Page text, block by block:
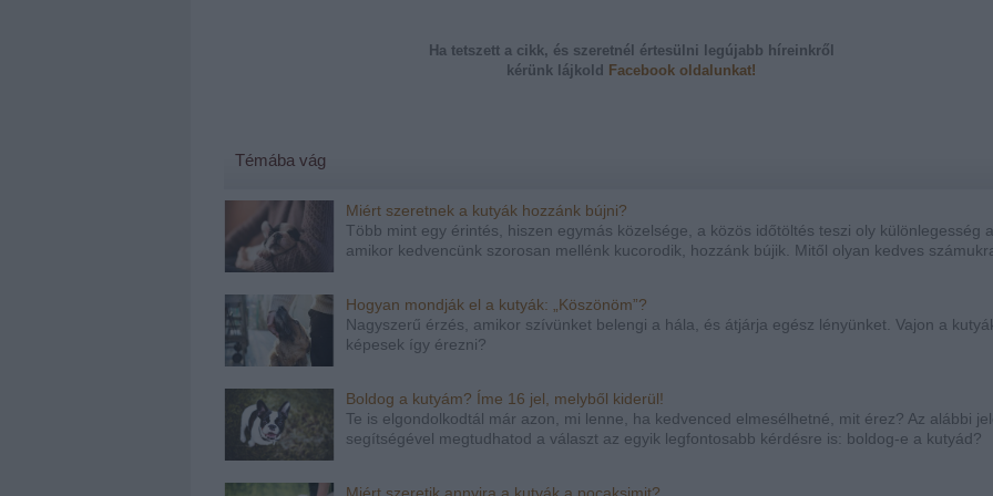
Ha tetszett a cikk, és szeretnél értesülni legújabb híreinkről
kérünk lájkold Facebook oldalunkat!
Témába vág
Miért szeretnek a kutyák hozzánk bújni?
Több mint egy érintés, hiszen egymás közelsége, a közös időtöltés teszi oly különlegesség
amikor kedvencünk szorosan mellénk kucorodik, hozzánk bújik. Mitől olyan kedves
Hogyan mondják el a kutyák: „Köszönöm”?
Nagyszerű érzés, amikor szívünket belengi a hála, és átjárja egész lényünket. Vajon a
képesek így érezni?
Boldog a kutyám? Íme 16 jel, melyből kiderül!
Te is elgondolkodtál már azon, mi lenne, ha kedvenced elmesélhetné, mit érez? Az alábbi
segítségével megtudhatod a választ az egyik legfontosabb kérdésre is: boldog-e a kutyád?